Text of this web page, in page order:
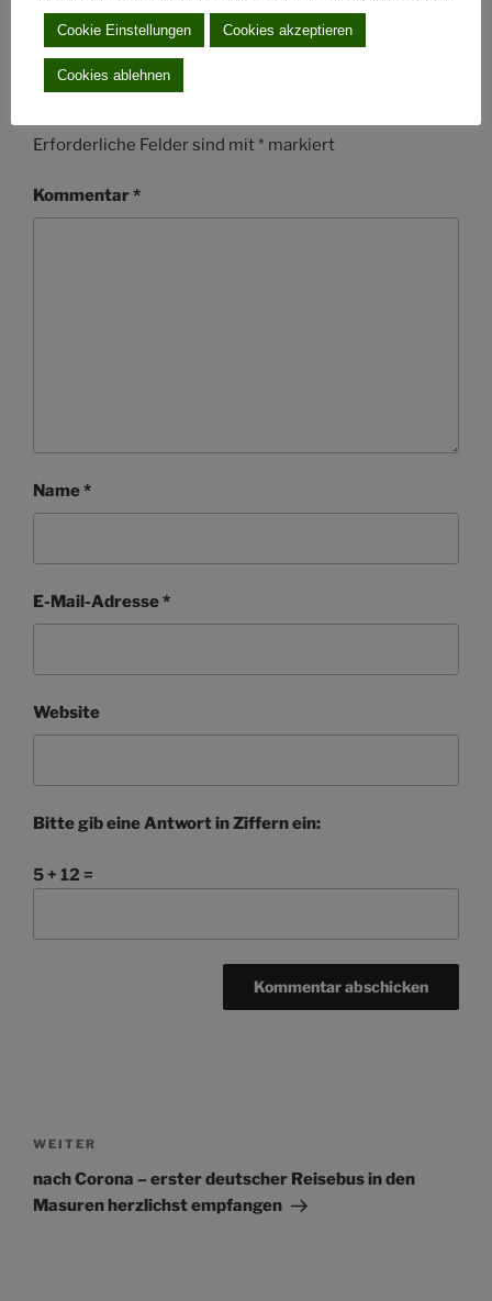
Schreibe einen Kommentar
Erforderliche Felder sind mit* markiert
Kommentar*
Name*
E-Mail-Adresse*
Website
Bitte gib eine Antwort in Ziffern ein:
5 + 12 =
Nächster
Beitrag
WEITER
nach Corona – erster deutscher Reisebus in den
Masuren herzlichst empfangen
Cookie Einstellungen Cookies akzeptieren
Cookies ablehnen